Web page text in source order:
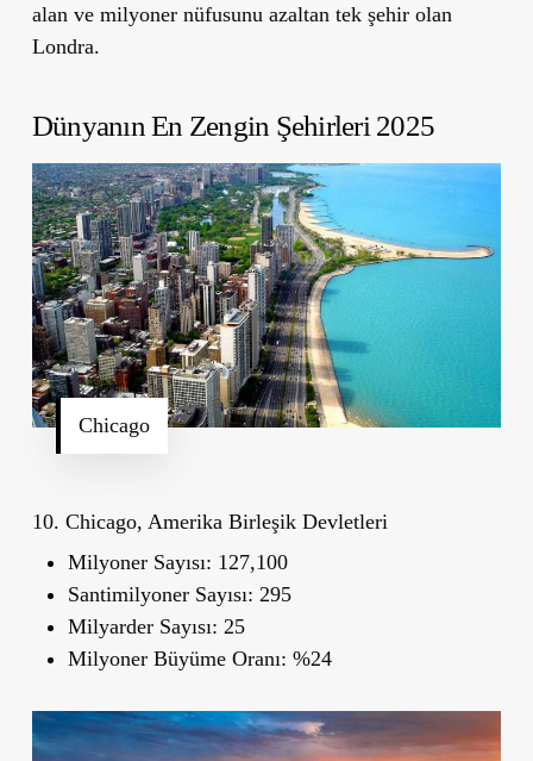
alan ve milyoner nüfusunu azaltan tek şehir olan
Londra.
Dünyanın En Zengin Şehirleri 2025
Chicago
10. Chicago, Amerika Birleşik Devletleri
Milyoner Sayısı: 127,100
Santimilyoner Sayısı: 295
Milyarder Sayısı: 25
Milyoner Büyüme Oranı: %24